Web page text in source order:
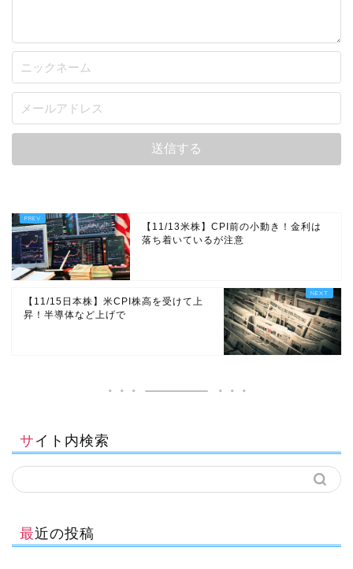
【11/13米株】CPI前の小動き！金利は
落ち着いているが注意
【11/15日本株】米CPI株高を受けて上
昇！半導体など上げで
サイト内検索
最近の投稿